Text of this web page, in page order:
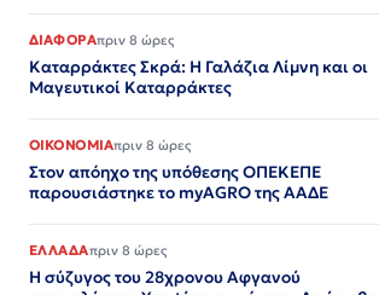
ΔΙΑΦΟΡΑπριν 8 ώρες
Καταρράκτες Σκρά: Η Γαλάζια Λίμνη και οι
Μαγευτικοί Καταρράκτες
ΟΙΚΟΝΟΜΙΑπριν 8 ώρες
Στον απόηχο της υπόθεσης ΟΠΕΚΕΠΕ
παρουσιάστηκε το myAGRO της ΑΑΔΕ
ΕΛΛΑΔΑπριν 8 ώρες
Η σύζυγος του 28χρονου Αφγανού